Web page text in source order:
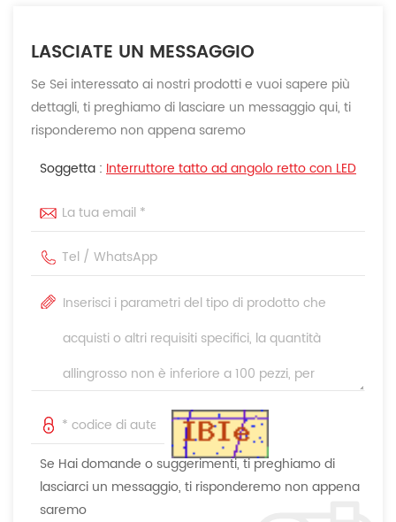
LASCIATE UN MESSAGGIO
Se Sei interessato ai nostri prodotti e vuoi sapere più
dettagli, ti preghiamo di lasciare un messaggio qui, ti
risponderemo non appena saremo
Soggetta : Interruttore tatto ad angolo retto con LED
Se Hai domande o suggerimenti, ti preghiamo di
lasciarci un messaggio, ti risponderemo non appena
saremo